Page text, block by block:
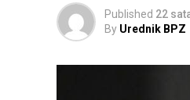
Published 22
By Urednik BPZ